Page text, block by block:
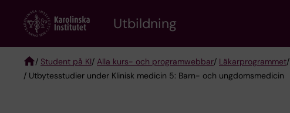
content
Utbildning
Breadcrumb
/ Student på KI/ Alla kurs- och programwebbar/ Läkarprogrammet/
/ Utbytesstudier under Klinisk medicin 5: Barn- och ungdomsmedicin